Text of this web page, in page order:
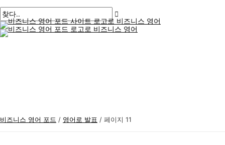
텐
츠
로
인
뉴
비즈니스 영어 포드 / 영어로 발표 / 페이지 11
시
물
페
비
즈
니
검
색
: